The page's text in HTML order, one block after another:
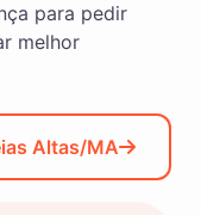
para pedir
melhor
Altas/MA